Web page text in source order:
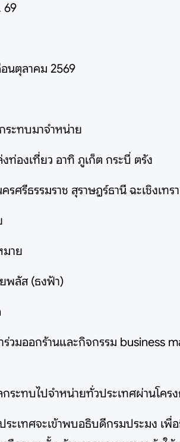
69
อนตุลาคม 2569
ระทบมาจำหน่าย
องเที่ยว อาทิ ภูเก็ต กระบี่ ตรัง
รีธรรมราช สุราษฎร์ธานี ฉะเชิงเทร
าย
พลัส (ธงฟ้า)
วมออกร้านและกิจกรรม business
ทบไปจำหน่ายทั่วประเทศผ่านโคร
ะเทศจะเข้าพบอธิบดีกรมประมง เพื่